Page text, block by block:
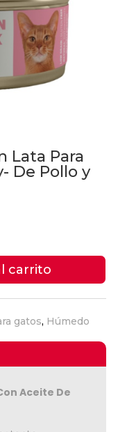
Lata Para
De Pollo y
carrito
gatos, Húmedo
Aceite De